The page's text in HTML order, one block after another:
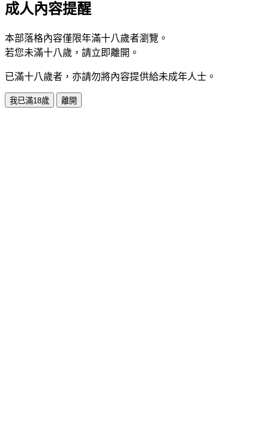
成人內容提醒
本部落格內容僅限年滿十八歲者瀏覽。
若您未滿十八歲，請立即離開。
已滿十八歲者，亦請勿將內容提供給未成年人士。
我已滿18歲 離開